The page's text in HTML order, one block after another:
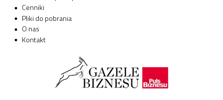
Cenniki
Pliki do pobrania
O nas
Kontakt